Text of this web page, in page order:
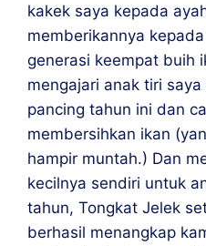
kakek saya kepada
memberikannya
generasi keempat buih
mengajari anak tiri
pancing tahun ini dan
membersihkan ikan
hampir muntah.) Dan
kecilnya sendiri untuk
tahun, Tongkat Jelek
berhasil menangkap